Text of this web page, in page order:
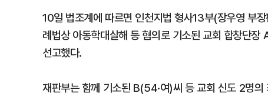
10일 법조계에 따르면 인천지법 형사13부(장우영 부
례법상 아동학대살해 등 혐의로 기소된 교회 합창단
선고했다.
재판부는 함께 기소된 B(54·여)씨 등 교회 신도 2명